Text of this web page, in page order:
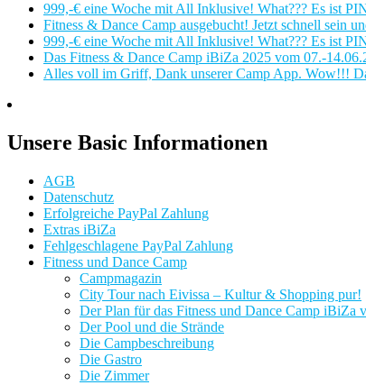
999,-€ eine Woche mit All Inklusive! What??? Es ist
Fitness & Dance Camp ausgebucht! Jetzt schnell sein
999,-€ eine Woche mit All Inklusive! What??? Es ist
Das Fitness & Dance Camp iBiZa 2025 vom 07.-
Alles voll im Griff, Dank unserer Camp App. Wow!!!
Unsere Basic Informationen
AGB
Datenschutz
Erfolgreiche PayPal Zahlung
Extras iBiZa
Fehlgeschlagene PayPal Zahlung
Fitness und Dance Camp
Campmagazin
City Tour nach Eivissa – Kultur & Shopping pur!
Der Plan für das Fitness und Dance Camp iBiZa
Der Pool und die Strände
Die Campbeschreibung
Die Gastro
Die Zimmer